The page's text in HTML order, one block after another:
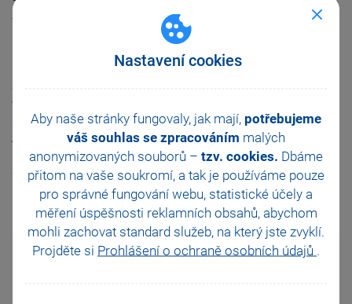
Nastavení cookies
Aby naše stránky fungovaly, jak mají, potřebujeme
váš souhlas se zpracováním malých
anonymizovaných souborů – tzv. cookies. Dbáme
přitom na vaše soukromí, a tak je používáme pouze
pro správné fungování webu, statistické účely a
měření úspěšnosti reklamních obsahů, abychom
mohli zachovat standard služeb, na který jste zvyklí.
Projděte si Prohlášení o ochraně osobních údajů .
komunikujících s mKasou, neustále
rozšiřujeme a připravujeme do nových verzí.
Kromě mKasy používá čokoládovna i další produkty
STORMWARE. K přenosům skladových položek a k fakturaci
využívá
synchronizaci s mKasou pak volí ještě jinou metodu.
„Zpočátku jsme synchronizovali data s Pohodou přes
mPohodu, pak jsme přešli k datovým balíčkům a teď jsme
zase ve fázi synchronizace přes mPohodu,“ říká Michal
Kijonka, jak mu flexibilita mobilní aplikace pomáhá na cestě
podnikáním...